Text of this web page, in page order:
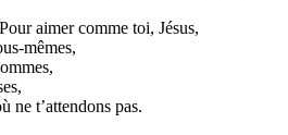
Pour aimer comme toi, Jésus,
mêmes,
ne t’attendons pas.